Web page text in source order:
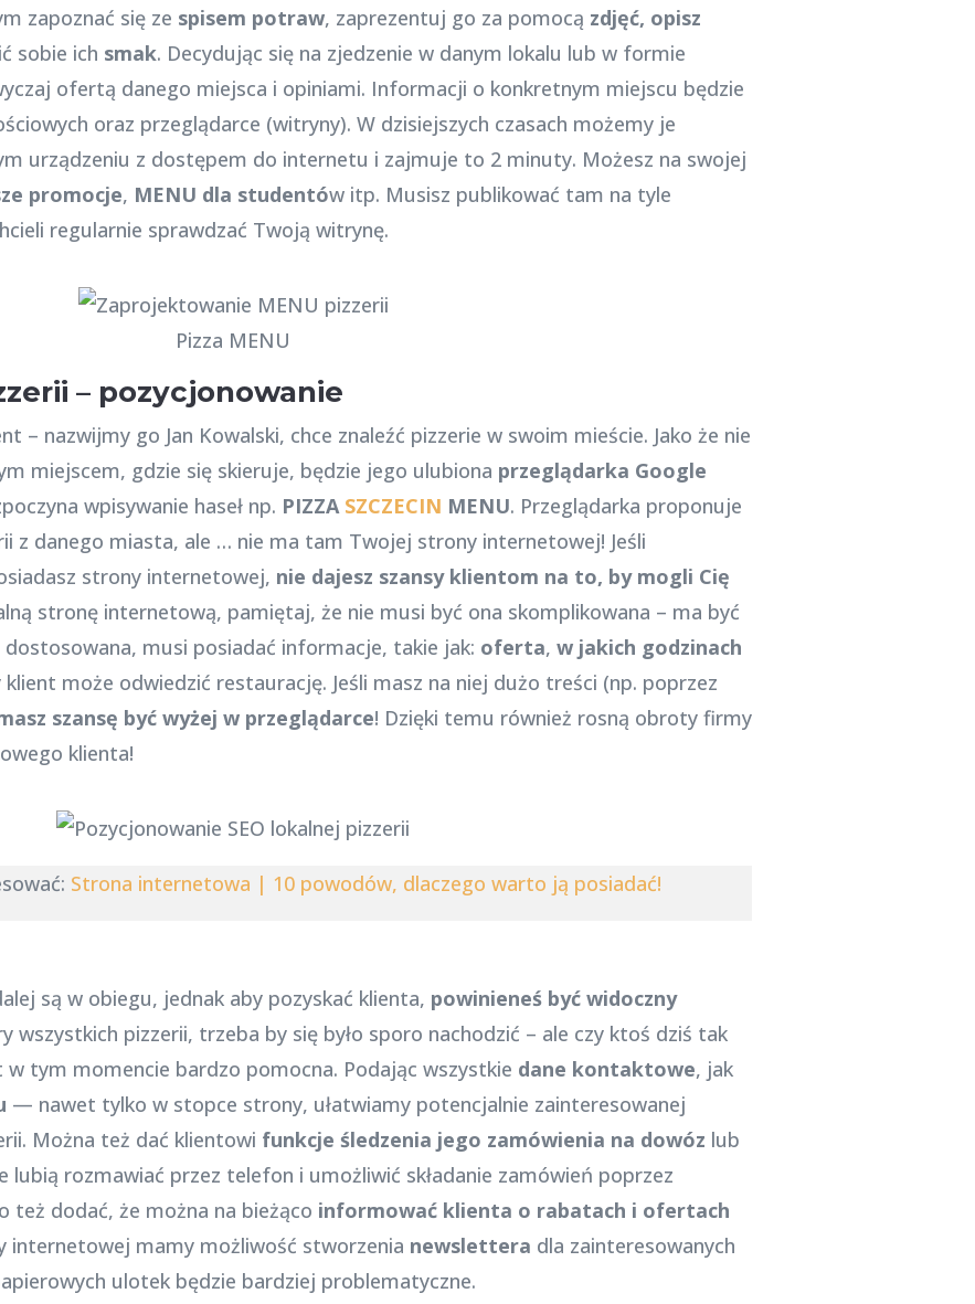
zapoznać się ze spisem potraw, zaprezentuj go za pomocą zdjęć, opisz
sobie ich smak. Decydując się na zjedzenie w danym lokalu lub w formie
ofertą danego miejsca i opiniami. Informacji o konkretnym miejscu będzie
oraz przeglądarce (witryny). W dzisiejszych czasach możemy je
urządzeniu z dostępem do internetu i zajmuje to 2 minuty. Możesz na swojej
promocje, MENU dla studentów itp. Musisz publikować tam na tyle
regularnie sprawdzać Twoją witrynę.
Pizza MENU
– pozycjonowanie
– nazwijmy go Jan Kowalski, chce znaleźć pizzerie w swoim mieście. Jako że nie
miejscem, gdzie się skieruje, będzie jego ulubiona przeglądarka Google
wpisywanie haseł np. PIZZA SZCZECIN MENU. Przeglądarka proponuje
z danego miasta, ale … nie ma tam Twojej strony internetowej! Jeśli
strony internetowej, nie dajesz szansy klientom na to, by mogli Cię
stronę internetową, pamiętaj, że nie musi być ona skomplikowana – ma być
musi posiadać informacje, takie jak: oferta, w jakich godzinach
klient może odwiedzić restaurację. Jeśli masz na niej dużo treści (np. poprzez
szansę być wyżej w przeglądarce! Dzięki temu również rosną obroty firmy
klienta!
Strona internetowa | 10 powodów, dlaczego warto ją posiadać!
są w obiegu, jednak aby pozyskać klienta, powinieneś być widoczny
wszystkich pizzerii, trzeba by się było sporo nachodzić – ale czy ktoś dziś tak
w tym momencie bardzo pomocna. Podając wszystkie dane kontaktowe, jak
— nawet tylko w stopce strony, ułatwiamy potencjalnie zainteresowanej
Można też dać klientowi funkcje śledzenia jego zamówienia na dowóz lub
lubią rozmawiać przez telefon i umożliwić składanie zamówień poprzez
też dodać, że można na bieżąco informować klienta o rabatach i ofertach
internetowej mamy możliwość stworzenia newslettera dla zainteresowanych
ulotek będzie bardziej problematyczne.